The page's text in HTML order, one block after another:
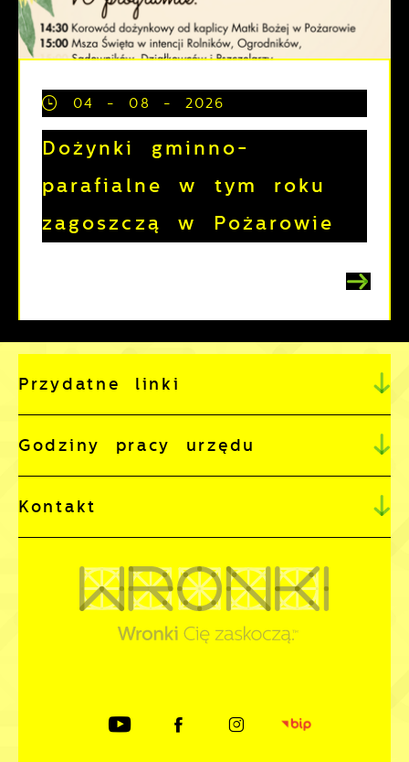
04 - 08 - 2026
Dożynki gminno-
parafialne w tym roku
zagoszczą w Pożarowie
Przydatne linki
Godziny pracy urzędu
Kontakt